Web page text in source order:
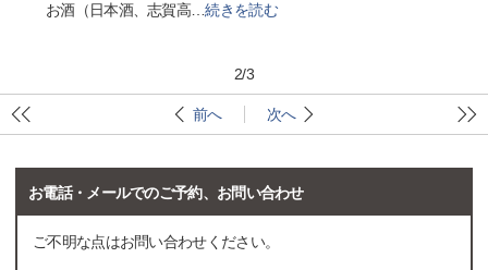
お酒（日本酒、志賀高 …続きを読む
2/3
前へ 次へ
お電話・メールでのご予約、お問い合わせ
ご不明な点はお問い合わせください。